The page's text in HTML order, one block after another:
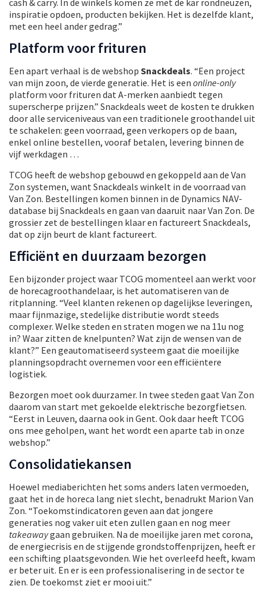
cash & carry. In de winkels komen ze met de kar rondneuzen,
inspiratie opdoen, producten bekijken. Het is dezelfde klant,
met een heel ander gedrag.”
Platform voor frituren
Een apart verhaal is de webshop Snackdeals. “Een project
van mijn zoon, de vierde generatie. Het is een online-only
platform voor frituren dat A-merken aanbiedt tegen
superscherpe prijzen.” Snackdeals weet de kosten te drukken
door alle serviceniveaus van een traditionele groothandel uit
te schakelen: geen voorraad, geen verkopers op de baan,
enkel online bestellen, vooraf betalen, levering binnen de
vijf werkdagen …
TCOG heeft de webshop gebouwd en gekoppeld aan de Van
Zon systemen, want Snackdeals winkelt in de voorraad van
Van Zon. Bestellingen komen binnen in de Dynamics NAV-
database bij Snackdeals en gaan van daaruit naar Van Zon. De
grossier zet de bestellingen klaar en factureert Snackdeals,
dat op zijn beurt de klant factureert.
Efficiënt en duurzaam bezorgen
Een bijzonder project waar TCOG momenteel aan werkt voor
de horecagroothandelaar, is het automatiseren van de
ritplanning. “Veel klanten rekenen op dagelijkse leveringen,
maar fijnmazige, stedelijke distributie wordt steeds
complexer. Welke steden en straten mogen we na 11u nog
in? Waar zitten de knelpunten? Wat zijn de wensen van de
klant?” Een geautomatiseerd systeem gaat die moeilijke
planningsopdracht overnemen voor een efficiëntere
logistiek.
Bezorgen moet ook duurzamer. In twee steden gaat Van Zon
daarom van start met gekoelde elektrische bezorgfietsen.
“Eerst in Leuven, daarna ook in Gent. Ook daar heeft TCOG
ons mee geholpen, want het wordt een aparte tab in onze
webshop.”
Consolidatiekansen
Hoewel mediaberichten het soms anders laten vermoeden,
gaat het in de horeca lang niet slecht, benadrukt Marion Van
Zon. “Toekomstindicatoren geven aan dat jongere
generaties nog vaker uit eten zullen gaan en nog meer
takeawaygaan gebruiken. Na de moeilijke jaren met corona,
de energiecrisis en de stijgende grondstoffenprijzen, heeft er
een schifting plaatsgevonden. Wie het overleefd heeft, kwam
er beter uit. En er is een professionalisering in de sector te
zien. De toekomst ziet er mooi uit.”